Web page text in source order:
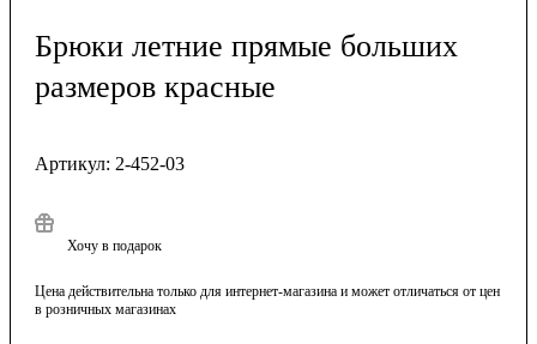
Брюки летние прямые больших
размеров красные
Артикул: 2-452-03
Хочу в подарок
Цена действительна только для интернет-магазина и может отличаться от цен
в розничных магазинах